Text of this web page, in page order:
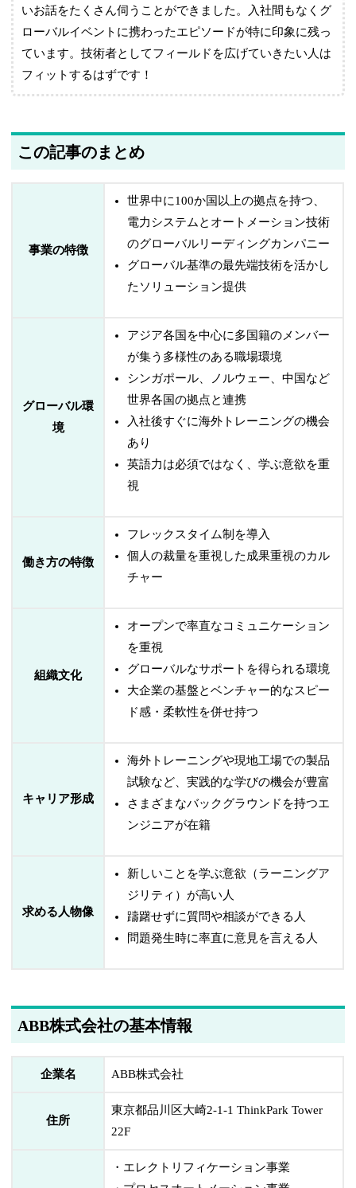
いお話をたくさん伺うことができました。入社間もなくグ
ローバルイベントに携わったエピソードが特に印象に残っ
ています。技術者としてフィールドを広げていきたい人は
フィットするはずです！
この記事のまとめ
事業の特徴
世界中に100か国以上の拠点を持つ、
電力システムとオートメーション技術
のグローバルリーディングカンパニー
グローバル基準の最先端技術を活かし
たソリューション提供
グローバル環
境
アジア各国を中心に多国籍のメンバー
が集う多様性のある職場環境
シンガポール、ノルウェー、中国など
世界各国の拠点と連携
入社後すぐに海外トレーニングの機会
あり
英語力は必須ではなく、学ぶ意欲を重
視
働き方の特徴
フレックスタイム制を導入
個人の裁量を重視した成果重視のカル
チャー
組織文化
オープンで率直なコミュニケーション
を重視
グローバルなサポートを得られる環境
大企業の基盤とベンチャー的なスピー
ド感・柔軟性を併せ持つ
キャリア形成
海外トレーニングや現地工場での製品
試験など、実践的な学びの機会が豊富
さまざまなバックグラウンドを持つエ
ンジニアが在籍
求める人物像
新しいことを学ぶ意欲（ラーニングア
ジリティ）が高い人
躊躇せずに質問や相談ができる人
問題発生時に率直に意見を言える人
ABB株式会社の基本情報
企業名 ABB株式会社
住所
東京都品川区大崎2-1-1 ThinkPark Tower
22F
・エレクトリフィケーション事業